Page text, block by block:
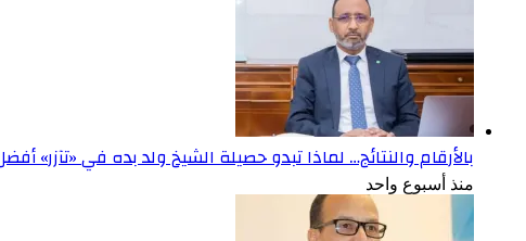
بالأرقام والنتائج… لماذا تبدو حصيلة الشيخ ولد بده في «تآزر»
منذ أسبوع واحد